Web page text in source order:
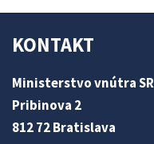
KONTAKT
Ministerstvo vnútra SR
Pribinova 2
812 72 Bratislava